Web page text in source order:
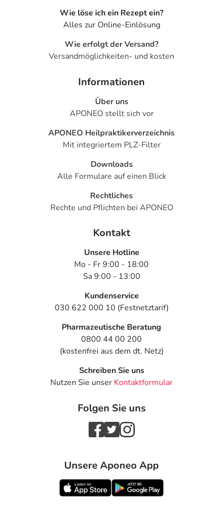
Wie löse ich ein Rezept ein?
Alles zur Online-Einlösung
Wie erfolgt der Versand?
Versandmöglichkeiten- und kosten
Informationen
Über uns
APONEO stellt sich vor
APONEO Heilpraktikerverzeichnis
Mit integriertem PLZ-Filter
Downloads
Alle Formulare auf einen Blick
Rechtliches
Rechte und Pflichten bei APONEO
Kontakt
Unsere Hotline
Mo - Fr 9:00 - 18:00
Sa 9:00 - 13:00
Kundenservice
030 622 000 10 (Festnetztarif)
Pharmazeutische Beratung
0800 44 00 200
(kostenfrei aus dem dt. Netz)
Schreiben Sie uns
Nutzen Sie unser Kontaktformular
Folgen Sie uns
Unsere Aponeo App